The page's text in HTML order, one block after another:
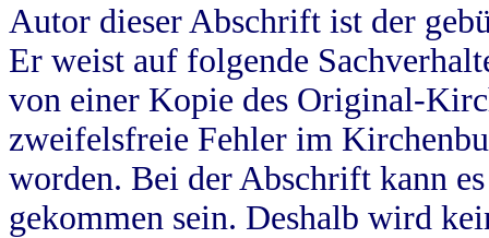
Autor dieser Abschrift ist der
Er weist auf folgende
von einer Kopie des Original-
zweifelsfreie Fehler im
worden. Bei der Abschrift kann
gekommen sein. Deshalb wird